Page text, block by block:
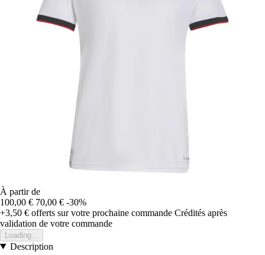
À partir de
100,00 € 70,00 € -30%
+3,50 € offerts sur votre prochaine commande Crédités après
validation de votre commande
Loading...
Description